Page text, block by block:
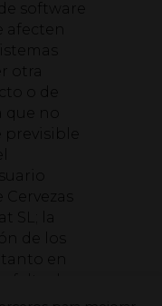
software
otra
o de
no
SL; la
de los
en